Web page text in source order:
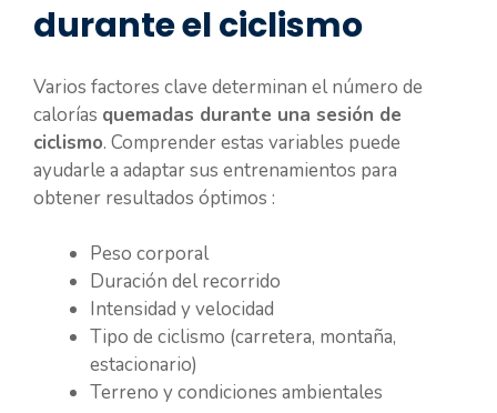
durante el ciclismo
Varios factores clave determinan el número de
calorías quemadas durante una sesión de
ciclismo. Comprender estas variables puede
ayudarle a adaptar sus entrenamientos para
obtener resultados óptimos :
Peso corporal
Duración del recorrido
Intensidad y velocidad
Tipo de ciclismo (carretera, montaña,
estacionario)
Terreno y condiciones ambientales